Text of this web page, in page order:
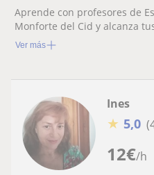
Aprende con profesores de
Monforte del Cid y alcanza
personalizadas
Ver más
12€/h
Ines
★ 5,0